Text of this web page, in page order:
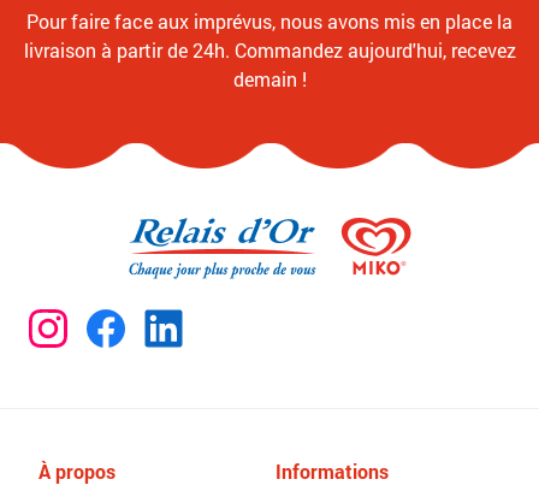
Pour faire face aux imprévus, nous avons mis en place la
livraison à partir de 24h. Commandez aujourd'hui, recevez
demain !
À propos Informations